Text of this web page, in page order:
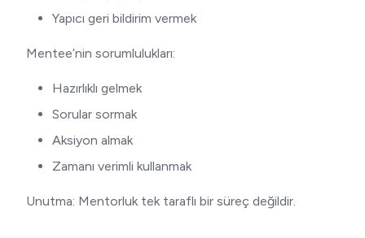
Yapıcı geri bildirim vermek
Mentee’nin sorumlulukları:
Hazırlıklı gelmek
Sorular sormak
Aksiyon almak
Zamanı verimli kullanmak
Unutma: Mentorluk tek taraflı bir süreç değildir.